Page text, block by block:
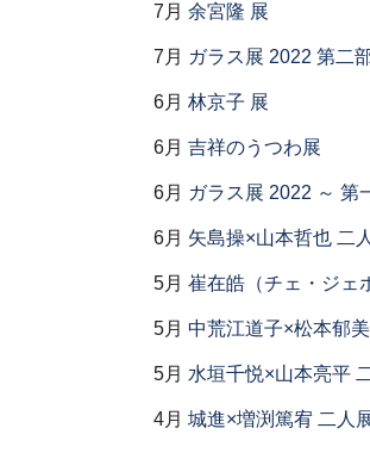
7月 余宮隆 展
7月 ガラス展 2022 第二
6月 林京子 展
6月 吉祥のうつわ展
6月 ガラス展 2022 ～ 第
6月 矢島操×山本哲也 二
5月 崔在皓（チェ・ジェ
5月 中荒江道子×松本郁
5月 水垣千悦×山本亮平
4月 城進×増渕篤宥 二人